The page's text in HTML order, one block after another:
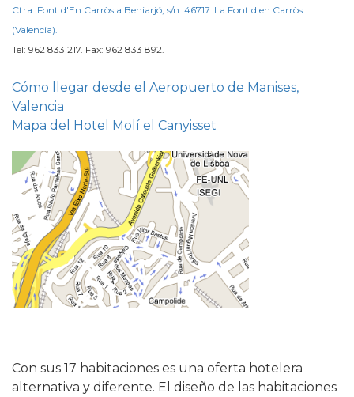
Ctra. Font d'En Carròs a Beniarjó, s/n. 46717. La Font d'en Carròs
(Valencia).
Tel: 962 833 217. Fax: 962 833 892.
Cómo llegar desde el Aeropuerto de Manises,
Valencia
Mapa del Hotel Molí el Canyisset
Con sus 17 habitaciones es una oferta hotelera
alternativa y diferente. El diseño de las habitaciones